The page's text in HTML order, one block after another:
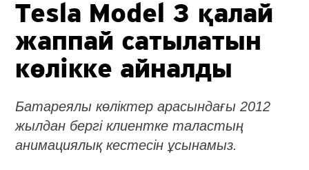
Tesla Model 3 қалай
жаппай сатылатын
көлікке айналды
Батареялы көліктер арасындағы 2012
жылдан бергі клиентке таластың
анимациялық кестесін ұсынамыз.